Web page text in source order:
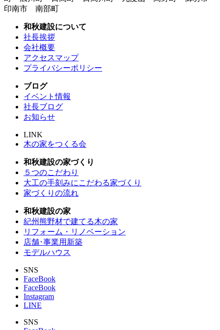
印南市 南部町
和秋建設について
社長挨拶
会社概要
アクセスマップ
プライバシーポリシー
ブログ
イベント情報
社長ブログ
お知らせ
LINK
木の家をつくる会
和秋建設の家づくり
５つのこだわり
大工の手刻みにこだわる家づくり
家づくりの流れ
和秋建設の家
紀州熊野材で建てる木の家
リフォーム・リノベーション
店舗･事業用新築
モデルハウス
SNS
FaceBook
FaceBook
Instagram
LINE
SNS